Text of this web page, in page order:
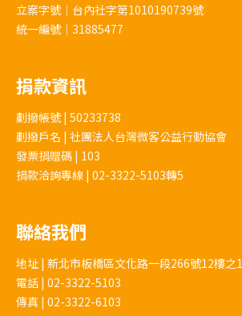
立案字號｜台內社字第1010190739號
統一編號｜31885477
捐款資訊
劃撥帳號 | 50233738
劃撥戶名 | 社團法人台灣微客公益行動協會
發票捐贈碼 | 103
捐款洽詢專線 | 02-3322-5103轉5
聯絡我們
地址 | 新北市板橋區文化路一段266號12樓之1
電話 | 02-3322-5103
傳真 | 02-3322-6103